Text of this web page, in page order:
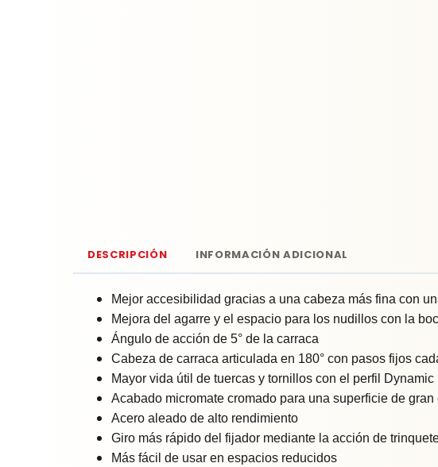
DESCRIPCIÓN INFORMACIÓN ADICIONAL
Mejor accesibilidad gracias a una cabeza más fina con
Mejora del agarre y el espacio para los nudillos con la
Ángulo de acción de 5° de la carraca
Cabeza de carraca articulada en 180° con pasos fijos
Mayor vida útil de tuercas y tornillos con el perfil
Acabado micromate cromado para una superficie de gran
Acero aleado de alto rendimiento
Giro más rápido del fijador mediante la acción de
Más fácil de usar en espacios reducidos